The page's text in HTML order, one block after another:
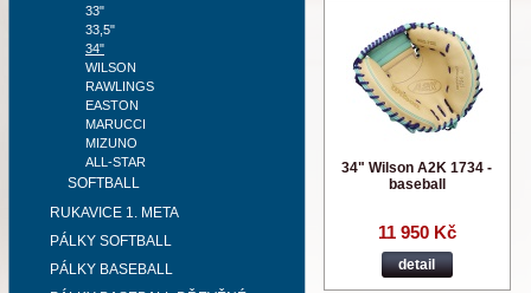
33"
33,5"
34"
WILSON
RAWLINGS
EASTON
MARUCCI
MIZUNO
ALL-STAR
SOFTBALL
RUKAVICE 1. META
PÁLKY SOFTBALL
PÁLKY BASEBALL
34" Wilson A2K 1734 -
baseball
11 950 Kč
detail